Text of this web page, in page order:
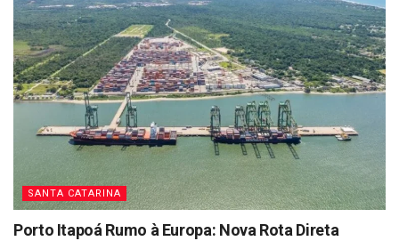
SANTA CATARINA
Porto Itapoá Rumo à Europa: Nova Rota Direta